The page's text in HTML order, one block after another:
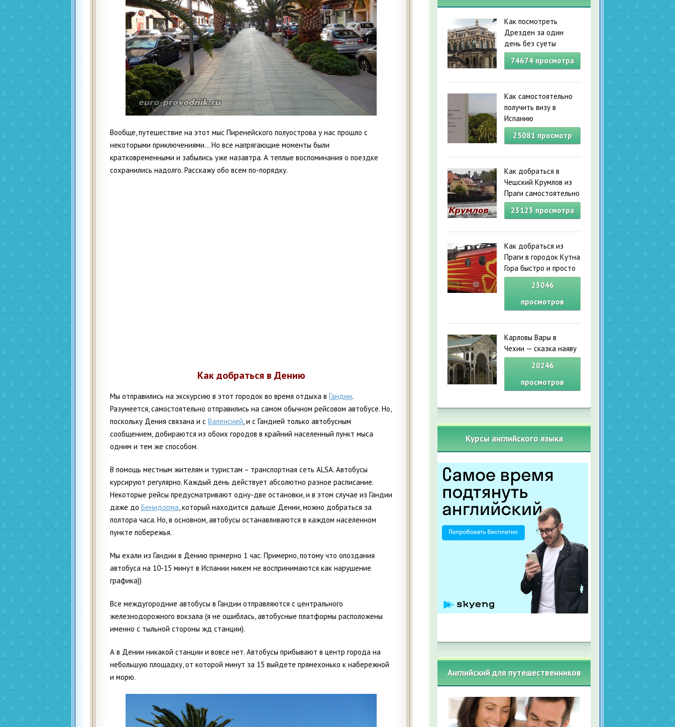
Вообще, путешествие на этот мыс Пиренейского полуострова у нас прошло с
некоторыми приключениями… Но все напрягающие моменты были
кратковременными и забылись уже назавтра. А теплые воспоминания о поездке
сохранились надолго. Расскажу обо всем по-порядку.
Как добраться в Дению
Мы отправились на экскурсию в этот городок во время отдыха в Гандии.
Разумеется, самостоятельно отправились на самом обычном рейсовом автобусе. Но,
поскольку Дения связана и с Валенсией, и с Гандией только автобусным
сообщением, добираются из обоих городов в крайний населенный пункт мыса
одним и тем же способом.
В помощь местным жителям и туристам – транспортная сеть ALSA. Автобусы
курсируют регулярно. Каждый день действует абсолютно разное расписание.
Некоторые рейсы предусматривают одну-две остановки, и в этом случае из Гандии
даже до Бенидорма, который находится дальше Дении, можно добраться за
полтора часа. Но, в основном, автобусы останавливаются в каждом населенном
пункте побережья.
Мы ехали из Гандии в Дению примерно 1 час. Примерно, потому что опоздания
автобуса на 10-15 минут в Испании никем не воспринимаются как нарушение
графика))
Все междугородние автобусы в Гандии отправляются с центрального
железнодорожного вокзала (я не ошиблась, автобусные платформы расположены
именно с тыльной стороны жд станции).
А в Дении никакой станции и вовсе нет. Автобусы прибывают в центр города на
небольшую площадку, от которой минут за 15 выйдете прямехонько к набережной
и морю.
Как посмотреть
Дрезден за один
день без суеты
74674просмотра
Как самостоятельно
получить визу в
Испанию
25081 просмотр
Как добраться в
Чешский Крумлов из
Праги самостоятельно
23123 просмотра
Как добраться из
Праги в городок Кутна
Гора быстро и просто
23046
просмотров
Карловы Вары в
Чехии — сказка наяву
20246
просмотров
Курсы английского языка
Английский для путешественников